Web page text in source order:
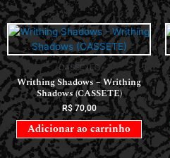
CASSETES
Writhing Shadows – Writhing
Shadows (CASSETE)
R$70,00
Adicionar ao carrinho